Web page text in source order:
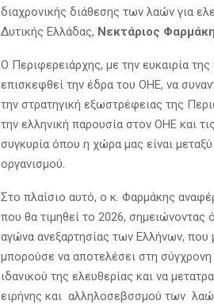
διαχρονικής διάθεσης των λαών για
Δυτικής Ελλάδας, Νεκτάριος
Ο Περιφερειάρχης, με την ευκαιρία
επισκεφθεί την έδρα του ΟΗΕ, να
την στρατηγική εξωστρέφειας της
την ελληνική παρουσία στον ΟΗΕ και
συγκυρία όπου η χώρα μας είναι
οργανισμού.
Στο πλαίσιο αυτό, ο κ. Φαρμάκης
που θα τιμηθεί το 2026,
αγώνα ανεξαρτησίας των Ελλήνων, που
μπορούσε να αποτελέσει στη
ιδανικού της ελευθερίας και να
ειρήνης και αλληλοσεβσσμού των